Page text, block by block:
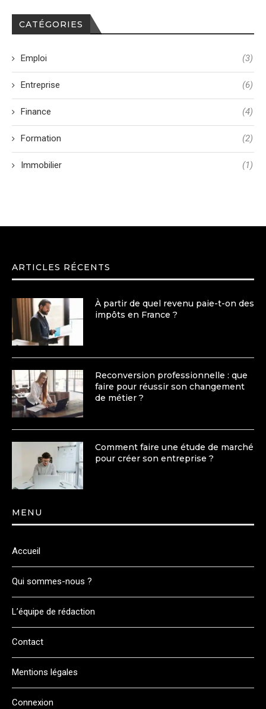
CATÉGORIES
Emploi (3)
Entreprise (6)
Finance (4)
Formation (2)
Immobilier (1)
ARTICLES RÉCENTS
À partir de quel revenu paie-t-on des
impôts en France ?
Reconversion professionnelle : que
faire pour réussir son changement
de métier ?
Comment faire une étude de marché
pour créer son entreprise ?
MENU
Accueil
Qui sommes-nous ?
L’équipe de rédaction
Contact
Mentions légales
Connexion